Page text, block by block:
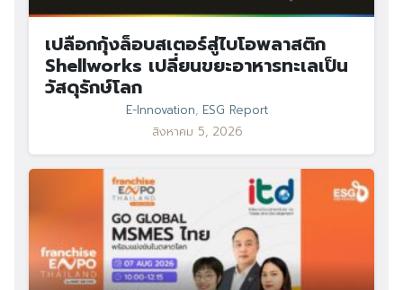
เปลือกกุ้งล็อบสเตอร์สู่ไบโอพลาสติก
Shellworks เปลี่ยนขยะอาหารทะเลเป็น
วัสดุรักษ์โลก
E-Innovation, ESG Report
สิงหาคม 5, 2026